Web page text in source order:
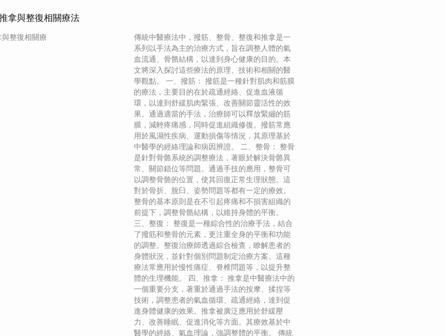
拿與整復相關療法
整復相關療
傳統中醫療法中，撥筋、整骨、整復和推拿是一
系列以手法為主的治療方式，旨在調整人體的氣
血流通、骨骼結構，以達到身心健康的目的。本
文將深入探討這些療法的原理、技術和相關的醫
學觀點。 一、撥筋： 撥筋是一種針對肌肉和筋膜
的療法，主要目的在於疏通經絡、促進血液循
環，以達到舒緩肌肉緊張、改善關節靈活性的效
果。通過適當的手法，治療師可以釋放緊繃的筋
膜，減輕疼痛感，同時促進組織修復。撥筋常應
用於風濕性疾病、運動損傷等情況，其原理基於
中醫學的經絡理論和病因辨證。 二、整骨： 整骨
是針對骨骼系統的調整療法，著眼於解決骨骼異
常、關節錯位等問題。通過手技的應用，整骨可
以調整骨骼的位置，使其回復正常生理狀態。這
對於骨折、脫臼、姿勢問題等都有一定的療效。
整骨的基本原則是在不引起疼痛和不損害組織的
前提下，調整骨骼結構，以維持身體的平衡。
三、整復： 整復是一種綜合性的治療手法，結合
了撥筋和整骨的元素，更注重全身的平衡和功能
的調整。整復治療師透過綜合檢查，瞭解患者的
身體狀況，並針對個別問題制定治療方案。這種
療法常應用於慢性痛症、脊椎問題等，以提升整
體的生理機能。 四、推拿： 推拿是中醫療法中的
一個重要分支，著重於通過手法的按摩、揉捏等
技術，調整患者的氣血循環、疏通經絡，達到促
進身體健康的效果。推拿被廣泛應用於舒緩壓
力、改善睡眠、促進消化等方面。其療效基於中
醫學的經絡、氣血理論，強調整體的平衡。 傳統